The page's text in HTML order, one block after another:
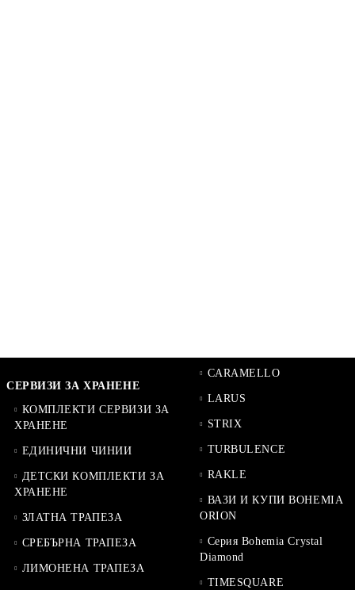
СЕРВИЗИ ЗА ХРАНЕНЕ
КОМПЛЕКТИ СЕРВИЗИ ЗА
ХРАНЕНЕ
ЕДИНИЧНИ ЧИНИИ
ДЕТСКИ КОМПЛЕКТИ ЗА
ХРАНЕНЕ
ЗЛАТНА ТРАПЕЗА
СРЕБЪРНА ТРАПЕЗА
ЛИМОНЕНА ТРАПЕЗА
CARAMELLO
LARUS
STRIX
TURBULENCE
RAKLE
ВАЗИ И КУПИ BOHEMIA
ORION
Серия Bohemia Crystal
Diamond
TIMESQUARE